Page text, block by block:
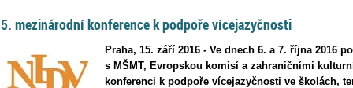
5. mezinárodní konference k podpoře vícejazyčnosti
Praha, 15. září 2016 - Ve dnech 6. a 7. října 2016
s MŠMT, Evropskou komisí a zahraničními
konferenci k podpoře vícejazyčnosti ve školách,